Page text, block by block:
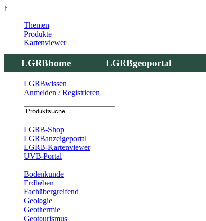
↑
LGRBhome LGRBgeoportal
Themen
Produkte
Kartenviewer
LGRBwissen
Anmelden / Registrieren
LGRB-Shop
LGRBanzeigeportal
LGRB-Kartenviewer
UVB-Portal
Bodenkunde
Erdbeben
Fachübergreifend
Geologie
Geothermie
Geotourismus